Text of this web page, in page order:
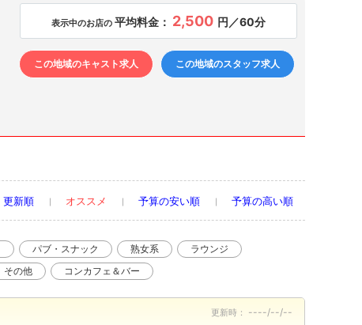
表示中のお店の 平均料金： 2,500 円／60分
この地域のキャスト求人
この地域のスタッフ求人
更新順 オススメ 予算の安い順 予算の高い順
パブ・スナック 熟女系
ラウンジ
その他 コンカフェ＆バー
更新時： ----/--/--